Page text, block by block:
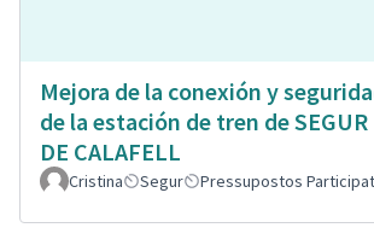
Mejora de la conexión y
de la estación de tren de SEGUR
DE CALAFELL
Cristina Segur Pressupostos